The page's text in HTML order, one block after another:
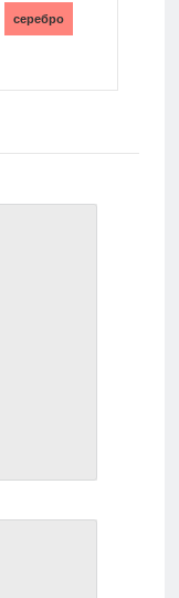
серебро